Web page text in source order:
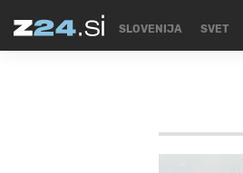
SLOVENIJA SVET